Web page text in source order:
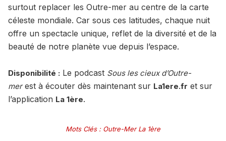
surtout replacer les Outre-mer au centre de la carte
céleste mondiale. Car sous ces latitudes, chaque nuit
offre un spectacle unique, reflet de la diversité et de la
beauté de notre planète vue depuis l’espace.
Disponibilité : Le podcast Sous les cieux d’Outre-
merest à écouter dès maintenant sur La1ere.fr et sur
l’application La 1ère.
Mots Clés: Outre-Mer La 1ère